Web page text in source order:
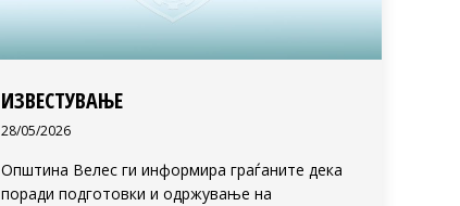
ИЗВЕСТУВАЊЕ
28/05/2026
Општина Велес ги информира граѓаните дека
поради подготовки и одржување на